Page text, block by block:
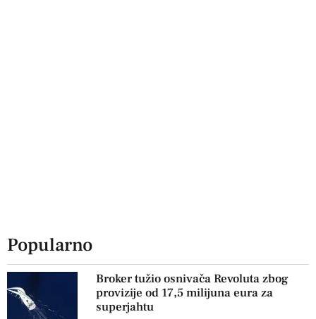
Popularno
Broker tužio osnivača Revoluta zbog
provizije od 17,5 milijuna eura za
superjahtu